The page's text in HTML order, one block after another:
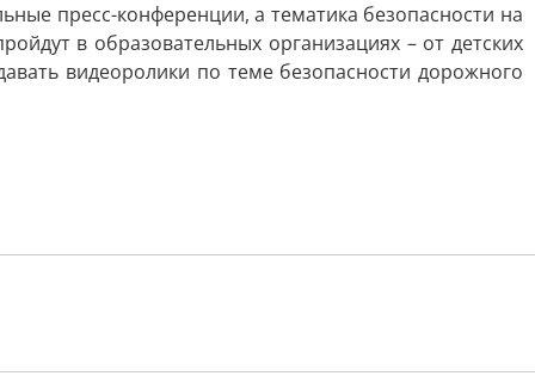
пресс-конференции, а тематика безопасности на
в образовательных организациях – от детских
видеоролики по теме безопасности дорожного